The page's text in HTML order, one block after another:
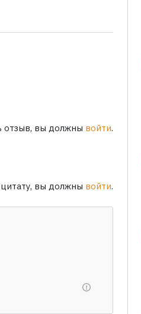
отзыв, вы должны войти.
вы должны войти.